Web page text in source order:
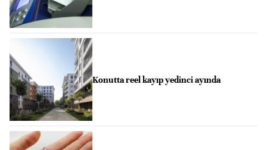
Konutta reel kayıp yedinci ayında